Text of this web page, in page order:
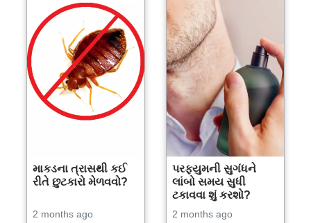
માકડના ત્રાસથી કઈ
રીતે છુટકારો મેળવવો?
2 months ago
પરફ્યુમની સુગંધને
લાંબો સમય સુધી
ટકાવવા શું કરશો?
2 months ago